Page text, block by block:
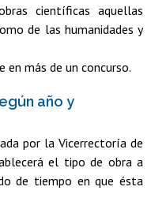
científicas aquellas
de las humanidades y
en más de un concurso.
año y
por la Vicerrectoría de
el tipo de obra a
de tiempo en que ésta